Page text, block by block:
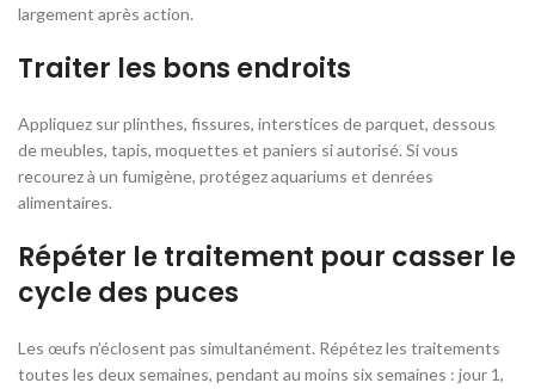
largement après action.
Traiter les bons endroits
Appliquez sur plinthes, fissures, interstices de parquet, dessous
de meubles, tapis, moquettes et paniers si autorisé. Si vous
recourez à un fumigène, protégez aquariums et denrées
alimentaires.
Répéter le traitement pour casser le
cycle des puces
Les œufs n’éclosent pas simultanément. Répétez les traitements
toutes les deux semaines, pendant au moins six semaines : jour 1,